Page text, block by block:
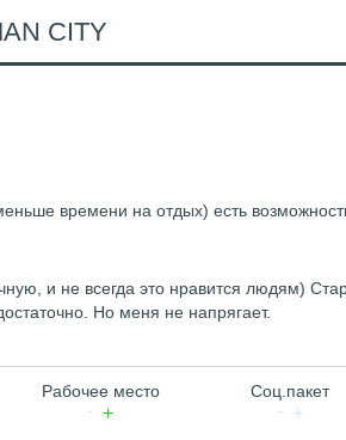
CITY
времени на отдых) есть
и не всегда это нравится людям)
Но меня не напрягает.
Рабочее место Соц.пакет